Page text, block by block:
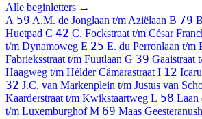
Alle beginletters →
A 59 A.M. de Jonglaan t/m Aziëlaan B 79
Huetpad C 42 C. Fockstraat t/m César
t/m Dynamoweg E 25 E. du Perronlaan t/m
Fabrieksstraat t/m Fuutlaan G 39 Gaaistraat
Haagweg t/m Hélder Câmarastraat I 12
32 J.C. van Markenplein t/m Justus van
Kaarderstraat t/m Kwikstaartweg L 58 Laan
t/m LuxemburghofM 69 Maas